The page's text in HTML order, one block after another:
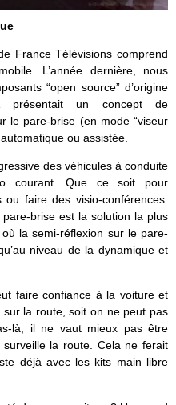
France Télévisions comprend
L’année dernière, nous
“open source” d’origine
présentait un concept de
le pare-brise (en mode “viseur
ou assistée.
des véhicules à conduite
courant. Que ce soit pour
faire des visio-conférences.
brise est la solution la plus
la semi-réflexion sur le pare-
niveau de la dynamique et
faire confiance à la voiture et
sur la route, soit on ne peut pas
là, il ne vaut mieux pas être
la route. Cela ne ferait
déjà avec les kits main libre